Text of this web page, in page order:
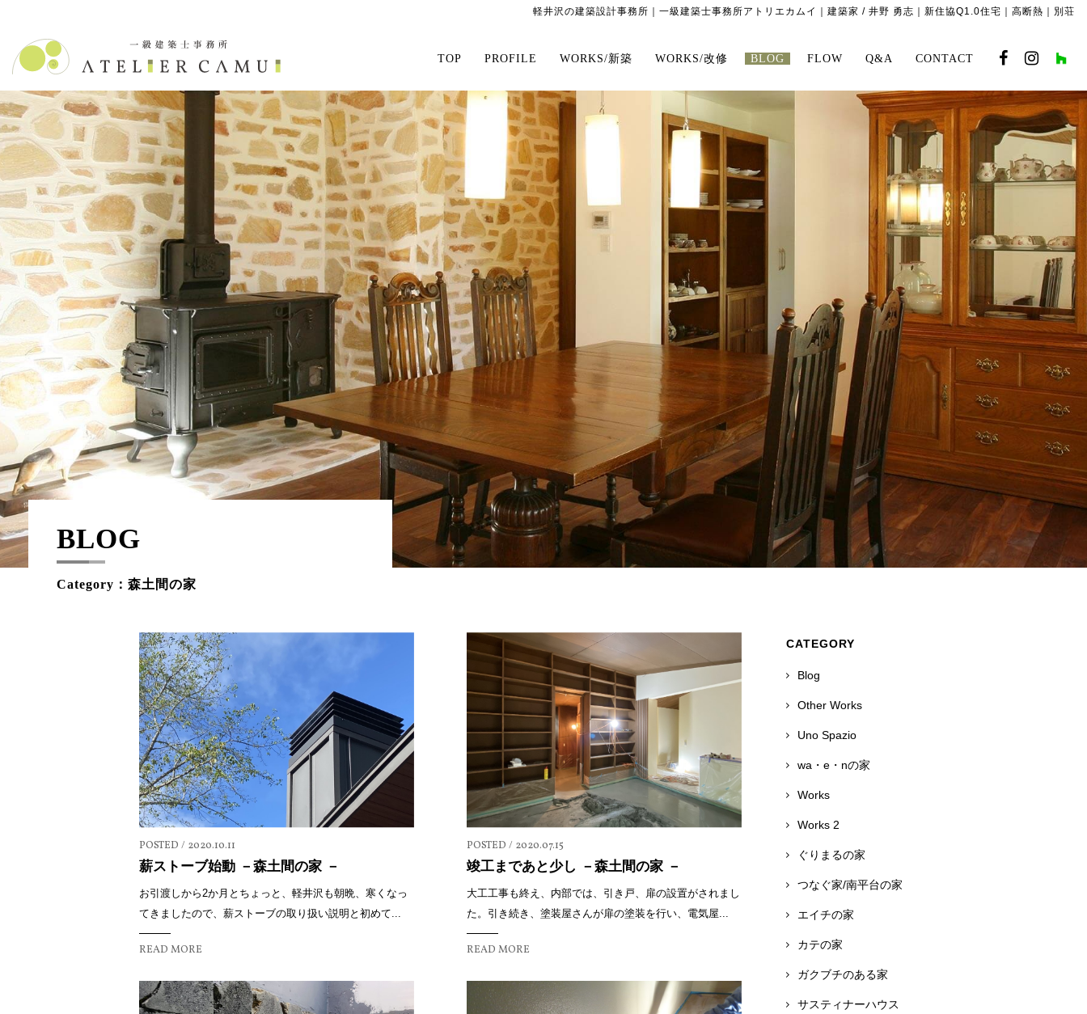
軽井沢の建築設計事務所｜一級建築士事務所アトリエカムイ｜建築家 / 井野 勇志｜新住協Q1.0住宅｜高断熱｜別荘
TOP PROFILE WORKS/新築 WORKS/改修 BLOG FLOW Q&A CONTACT
BLOG
Category：森土間の家
POSTED / 2020.10.11
薪ストーブ始動 －森土間の家 －
お引渡しから2か月とちょっと、軽井沢も朝晩、寒くなっ
てきましたので、薪ストーブの取り扱い説明と初めて...
READ MORE
POSTED / 2020.07.15
竣工まであと少し －森土間の家 －
大工工事も終え、内部では、引き戸、扉の設置がされまし
た。引き続き、塗装屋さんが扉の塗装を行い、電気屋...
READ MORE
CATEGORY
Blog
Other Works
Uno Spazio
wa・e・nの家
Works
Works 2
ぐりまるの家
つなぐ家/南平台の家
エイチの家
カテの家
ガクブチのある家
サスティナーハウス